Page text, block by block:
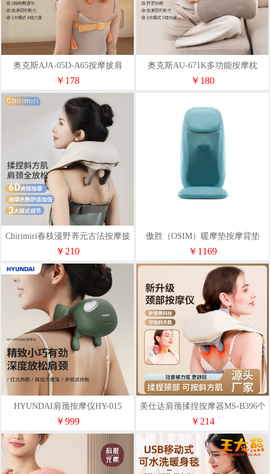
奥克斯AJA-05D-A65按摩披肩
￥178
奥克斯AU-671K多功能按摩枕
￥180
Chirimiri春枝漫野养元古法按摩披
肩F4
￥210
傲胜（OSIM）暖摩垫按摩背垫
OS263
￥1169
HYUNDAI肩颈按摩仪HY-015
￥999
美仕达肩颈揉捏按摩器MS-B396个
按摩头
￥214